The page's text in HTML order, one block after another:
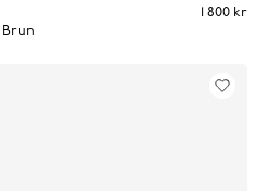
Brun
1 800 kr
1 800 kr